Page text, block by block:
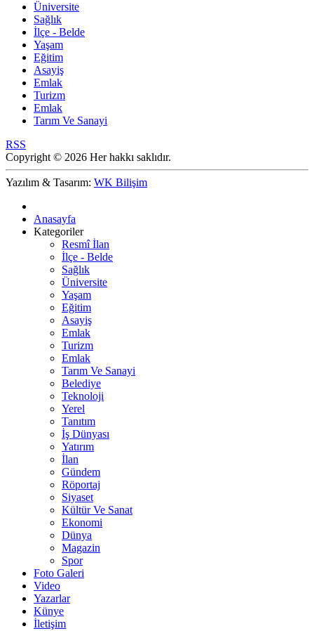
Üniversite
Sağlık
İlçe - Belde
Yaşam
Eğitim
Asayiş
Emlak
Turizm
Emlak
Tarım Ve Sanayi
RSS
Copyright © 2026 Her hakkı saklıdır.
Yazılım & Tasarım: WK Bilişim
Anasayfa
Kategoriler
Resmî İlan
İlçe - Belde
Sağlık
Üniversite
Yaşam
Eğitim
Asayiş
Emlak
Turizm
Emlak
Tarım Ve Sanayi
Belediye
Teknoloji
Yerel
Tanıtım
İş Dünyası
Yatırım
İlan
Gündem
Röportaj
Siyaset
Kültür Ve Sanat
Ekonomi
Dünya
Magazin
Spor
Foto Galeri
Video
Yazarlar
Künye
İletişim